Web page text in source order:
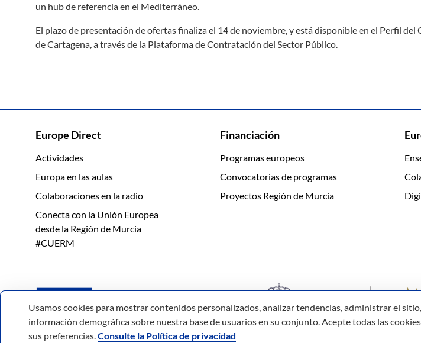
un hub de referencia en el Mediterráneo.
El plazo de presentación de ofertas finaliza el 14 de noviembre, y está disponible en el Perfil
de Cartagena, a través de la Plataforma de Contratación del Sector Público.
Europe Direct
Actividades
Europa en las aulas
Colaboraciones en la radio
Conecta con la Unión Europea
desde la Región de Murcia
#CUERM
Financiación
Programas europeos
Convocatorias de programas
Proyectos Región de Murcia
Usamos cookies para mostrar contenidos personalizados, analizar tendencias, administrar el
información demográfica sobre nuestra base de usuarios en su conjunto. Acepte todas las
sus preferencias.Consulte la Política de privacidad